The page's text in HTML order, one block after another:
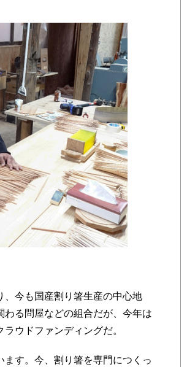
今も国産割り箸生産の中心地
る問屋などの組合だが、今年は
ウドファンディングだ。
す。今、割り箸を専門につくっ